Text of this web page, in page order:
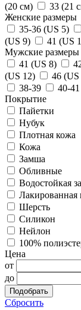
(20 см)
33 (21
Женские размеры
35-36 (US 5)
(US 9)
41 (US
Мужские размеры
41 (US 8)
(US 12)
46 (US
38-39
40-41
Покрытие
Пайетки
Нубук
Плотная кожа
Кожа
Замша
Обливные
Водостойкая
Лакированная
Шерсть
Силикон
Нейлон
100%
Цена
от
до
Сбросить